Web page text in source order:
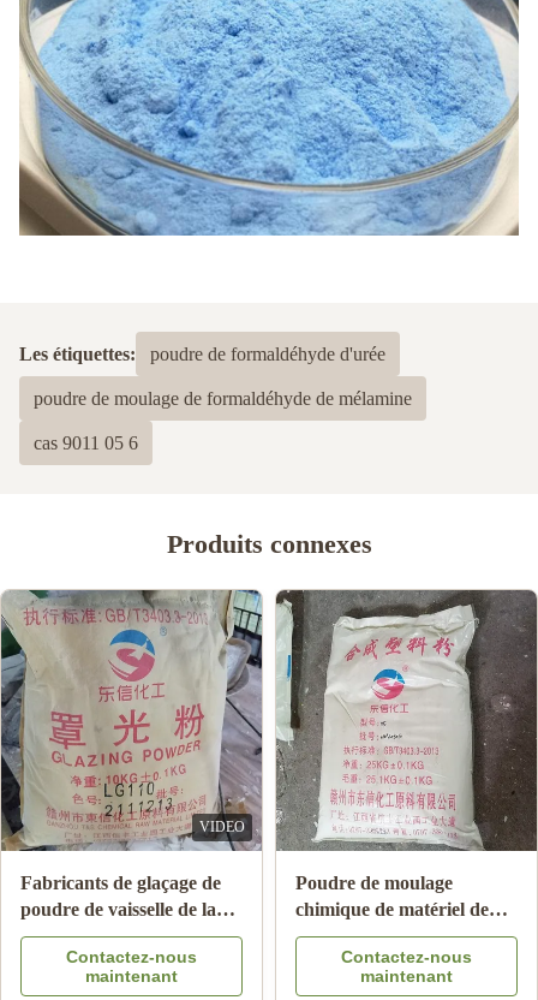
Les étiquettes: poudre de formaldéhyde d'urée
poudre de moulage de formaldéhyde de mélamine
cas 9011 05 6
Produits connexes
VIDEO
Fabricants de glaçage de
poudre de vaisselle de la
mélamine LG220 pour le
code brillant 39092000 du
plat HS de mélamine
Contactez-nous
maintenant
Poudre de moulage
chimique de matériel de
résine de mélamine pour le
bâti A5 MMC de vaisselle
de mélamine
Contactez-nous
maintenant